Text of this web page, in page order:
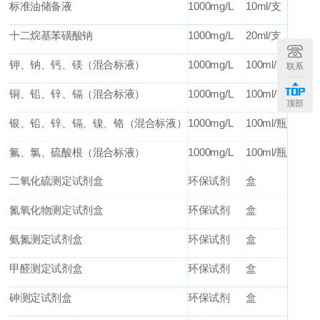
标准油储备液 1000mg/L 10ml/支
十二烷基苯磺酸钠 1000mg/L 20ml/支
钾、钠、钙、镁（混合标液） 1000mg/L 100ml/瓶
铜、铅、锌、镉（混合标液） 1000mg/L 100ml/瓶
银、铅、锌、镉、镍、铬（混合标液） 1000mg/L 100ml/瓶
氟、氯、硫酸根（混合标液） 1000mg/L 100ml/瓶
二氧化硫测定试剂盒 环保试剂 盒
氮氧化物测定试剂盒 环保试剂 盒
氨氮测定试剂盒 环保试剂 盒
甲醛测定试剂盒 环保试剂 盒
砷测定试剂盒 环保试剂 盒
联系
顶部